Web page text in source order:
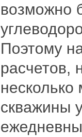
возможно
Поэтому
расчетов,
скважины